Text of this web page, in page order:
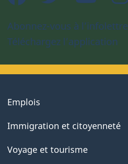
Abonnez-vous à l’infolettre
Téléchargez l’application
About
government
Emplois
Immigration et citoyenneté
Voyage et tourisme